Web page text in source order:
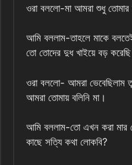
ওরা বললো-মা আমরা শুধু তোমার
আমি বললাম-তাহলে মাকে
তো তোদের দুধ খাইয়ে বড়
ওরা বললো- আমরা ভেবেছিলাম
আমরা তোমায় বলিনি মা।
আমি বললাম-তো এখন করা মার
কাছে সত্যি কথা লোকবি?